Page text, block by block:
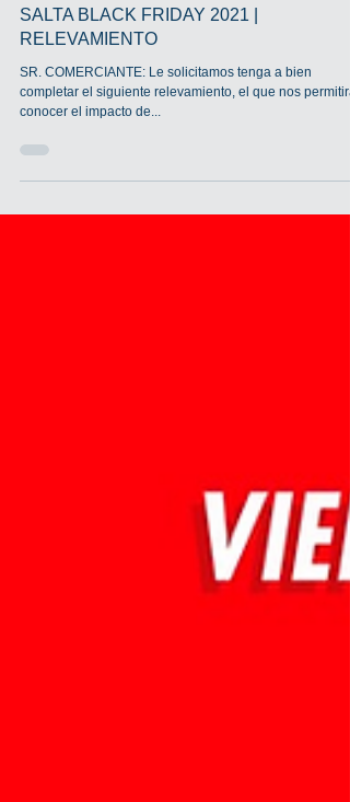
SALTA BLACK FRIDAY 2021 |
RELEVAMIENTO
SR. COMERCIANTE: Le solicitamos tenga a bien
completar el siguiente relevamiento, el que nos permitirá